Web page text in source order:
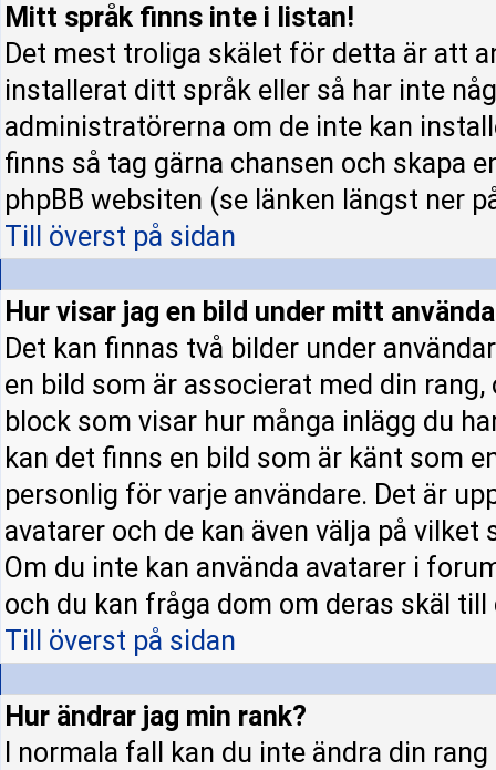
Mitt språk finns inte i listan!
Det mest troliga skälet för detta är att
installerat ditt språk eller så har inte
administratörerna om de inte kan
finns så tag gärna chansen och skapa
phpBB websiten (se länken längst ner
Till överst på sidan
Hur visar jag en bild under mitt
Det kan finnas två bilder under
en bild som är associerat med din
block som visar hur många inlägg du
kan det finns en bild som är känt som
personlig för varje användare. Det är
avatarer och de kan även välja på
Om du inte kan använda avatarer i
och du kan fråga dom om deras skäl
Till överst på sidan
Hur ändrar jag min rank?
I normala fall kan du inte ändra din